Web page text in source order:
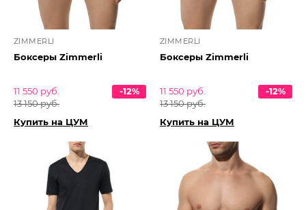
ZIMMERLI
Боксеры Zimmerli
11 550 руб.
13 150 руб.
-12%
Купить на ЦУМ
ZIMMERLI
Боксеры Zimmerli
11 550 руб.
13 150 руб.
-12%
Купить на ЦУМ